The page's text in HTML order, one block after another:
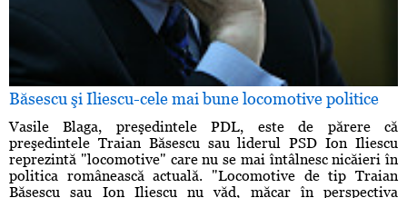
Băsescu şi Iliescu-cele mai bune locomotive politice
Vasile Blaga, preşedintele PDL, este de părere că
preşedintele Traian Băsescu sau liderul PSD Ion Iliescu
reprezintă "locomotive" care nu se mai întâlnesc nicăieri în
politica românească actuală. "Locomotive de tip Traian
Băsescu sau Ion Iliescu nu văd, măcar în perspectiva